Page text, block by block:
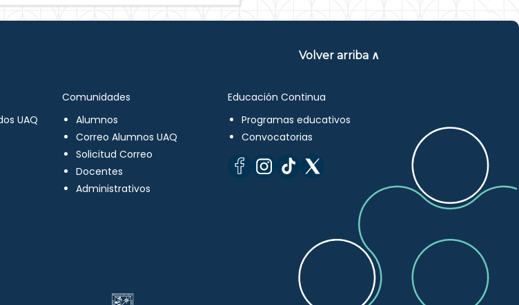
Volver arriba ∧
UAQ
Comunidades
Alumnos
Correo Alumnos UAQ
Solicitud Correo
Docentes
Administrativos
Educación Continua
Programas educativos
Convocatorias